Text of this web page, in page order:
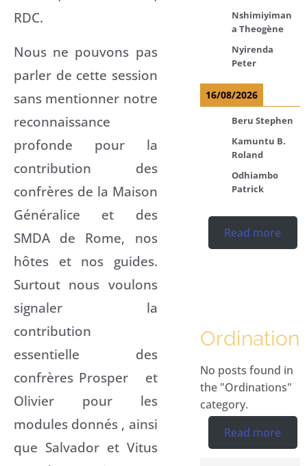
RDC.
Nous ne pouvons pas
parler de cette session
sans mentionner notre
reconnaissance
profonde pour la
contribution des
confrères de la Maison
Généralice et des
SMDA de Rome, nos
hôtes et nos guides.
Surtout nous voulons
signaler la
contribution
essentielle des
confrères Prosper et
Olivier pour les
modules donnés , ainsi
que Salvador et Vitus
Nshimiyiman
a Theogène
Nyirenda
Peter
16/08/2026
Beru Stephen
Kamuntu B.
Roland
Odhiambo
Patrick
Read more
No posts found in
the "Ordinations"
category.
Read more